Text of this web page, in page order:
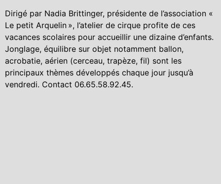
Dirigé par Nadia Brittinger, présidente de l’association «
Le petit Arquelin », l’atelier de cirque profite de ces
vacances scolaires pour accueillir une dizaine d’enfants.
Jonglage, équilibre sur objet notamment ballon,
acrobatie, aérien (cerceau, trapèze, fil) sont les
principaux thèmes développés chaque jour jusqu’à
vendredi. Contact 06.65.58.92.45.